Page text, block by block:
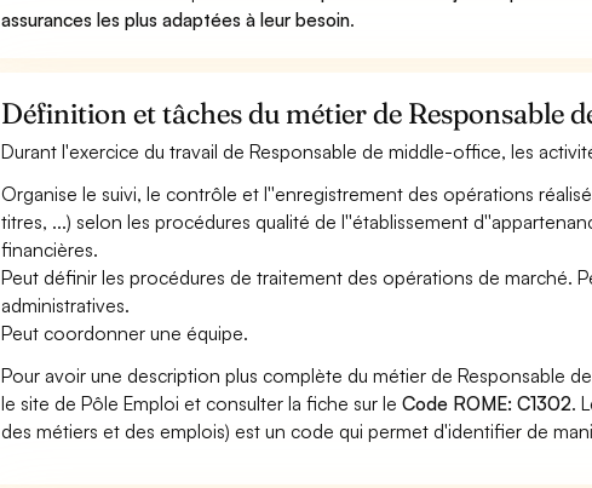
assurances les plus adaptées à leur besoin.
Définition et tâches du métier de Responsable
Durant l'exercice du travail de Responsable de middle-office, les
Organise le suivi, le contrôle et l''enregistrement des opérations
titres, ...) selon les procédures qualité de l''établissement
financières.
Peut définir les procédures de traitement des opérations de marché.
administratives.
Peut coordonner une équipe.
Pour avoir une description plus complète du métier de Responsable
le site de Pôle Emploi et consulter la fiche sur leCode ROME: C1302.
des métiers et des emplois) est un code qui permet d'identifier de